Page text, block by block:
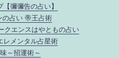
彌彌告の占い】
の占い 帝王占術
クエンスはやともの占い
メンタル占星術
～招運術～